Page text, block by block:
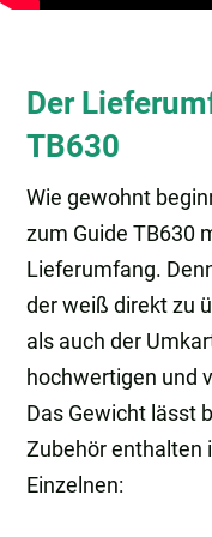
Der
TB630
Wie gewohnt
zum Guide TB630
Lieferumfang.
der weiß direkt zu
als auch der
hochwertigen und
Das Gewicht lässt
Zubehör enthalten
Einzelnen: